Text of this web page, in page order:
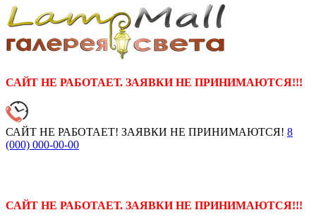
САЙТ НЕ РАБОТАЕТ. ЗАЯВКИ НЕ ПРИНИМАЮТСЯ!!!
САЙТ НЕ РАБОТАЕТ! ЗАЯВКИ НЕ ПРИНИМАЮТСЯ! 8
(000) 000-00-00
САЙТ НЕ РАБОТАЕТ. ЗАЯВКИ НЕ ПРИНИМАЮТСЯ!!!